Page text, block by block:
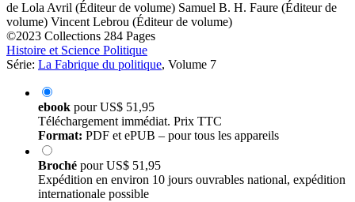
de Lola Avril (Éditeur de volume) Samuel B. H. Faure (Éditeur de
volume) Vincent Lebrou (Éditeur de volume)
©2023 Collections 284 Pages
Histoire et Science Politique
Série: La Fabrique du politique, Volume 7
ebook pourUS$ 51,95
Téléchargement immédiat. Prix TTC
Format: PDF et ePUB – pour tous les appareils
Broché pourUS$ 51,95
Expédition en environ 10 jours ouvrables national, expédition
internationale possible